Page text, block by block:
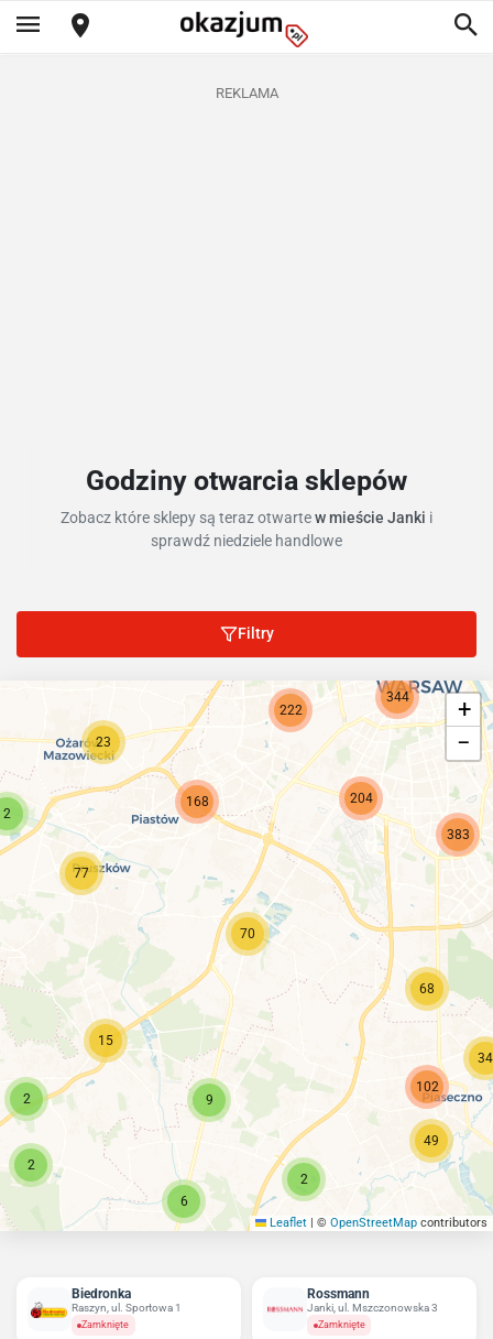
REKLAMA
Godziny otwarcia sklepów
Zobacz które sklepy są teraz otwartew mieście Janki i
sprawdź niedziele handlowe
Filtry
15
2
6
2
2
23
49
2
70
168
77
9
68
102
204
34
222
383
344
+
−
Leaflet | © OpenStreetMap contributors
Biedronka
Raszyn, ul. Sportowa 1
Zamknięte
Rossmann
Janki, ul. Mszczonowska 3
Zamknięte